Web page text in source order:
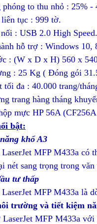
phóng to thu nhỏ : 25% -
liên tục : 999 tờ.
: USB 2.0 High Speed.
hỗ trợ : Windows 10,
: (W x D x H) 560 x
: 25 Kg ( Đóng gói
tối đa : 40.000 trang/
trang hàng tháng
mực HP 56A
bật:
khổ A3
MFP M433a có
nét sang trọng trong
tư thấp
MFP M433a là
trường và tiết kiệm
MFP M433avới